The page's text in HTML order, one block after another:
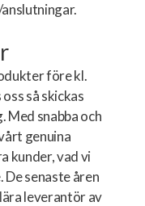
före kl.
så skickas
Med snabba och
genuina
kunder, vad vi
De senaste åren
leverantör av